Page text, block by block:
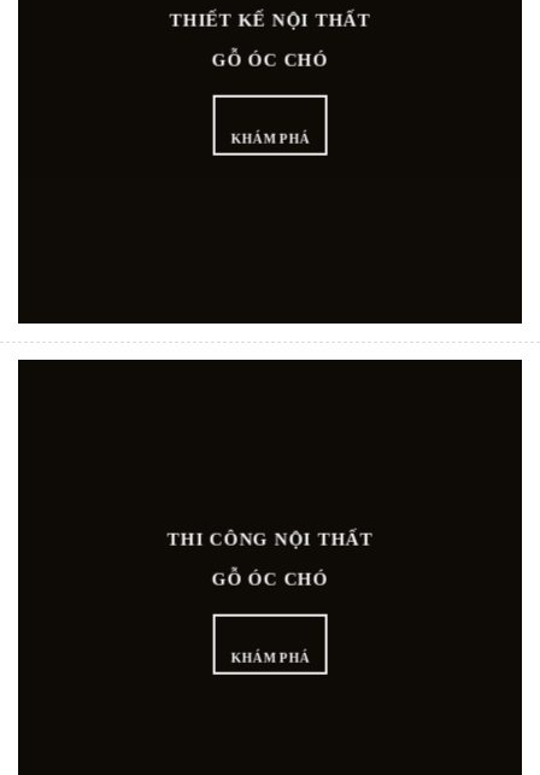
THIẾT KẾ NỘI THẤT
GỖ ÓC CHÓ
KHÁM PHÁ
THI CÔNG NỘI THẤT
GỖ ÓC CHÓ
KHÁM PHÁ